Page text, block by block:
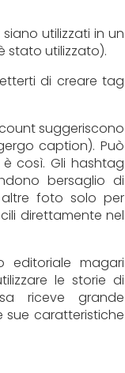
utilizzati in un
stato utilizzato).
di creare tag
suggeriscono
caption). Può
così. Gli hashtag
bersaglio di
foto solo per
direttamente nel
editoriale magari
le storie di
riceve grande
caratteristiche